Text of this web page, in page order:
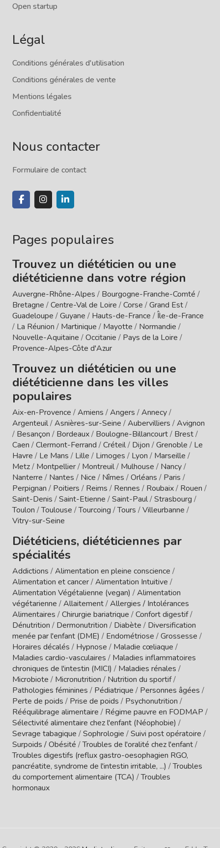
Open startup
Légal
Conditions générales d'utilisation
Conditions générales de vente
Mentions légales
Confidentialité
Nous contacter
Formulaire de contact
Pages populaires
Trouvez un diététicien ou une
diététicienne dans votre région
Auvergne-Rhône-Alpes / Bourgogne-Franche-Comté /
Bretagne /Centre-Val de Loire /Corse /Grand Est/
Guadeloupe /Guyane / Hauts-de-France /Île-de-France
/ La Réunion / Martinique / Mayotte / Normandie /
Nouvelle-Aquitaine /Occitanie / Pays de la Loire /
Provence-Alpes-Côte d'Azur
Trouvez un diététicien ou une
diététicienne dans les villes
populaires
Aix-en-Provence /Amiens /Angers /Annecy/
Argenteuil/Asnières-sur-Seine /Aubervilliers /Avignon
/ Besançon / Bordeaux/ Boulogne-Billancourt/ Brest/
Caen /Clermont-Ferrand /Créteil/ Dijon /Grenoble / Le
Havre / Le Mans / Lille / Limoges / Lyon / Marseille /
Metz/ Montpellier/ Montreuil/ Mulhouse / Nancy/
Nanterre / Nantes / Nice / Nîmes /Orléans / Paris /
Perpignan / Poitiers / Reims / Rennes / Roubaix/ Rouen /
Saint-Denis /Saint-Etienne /Saint-Paul/Strasbourg /
Toulon /Toulouse /Tourcoing /Tours /Villeurbanne /
Vitry-sur-Seine
Diététiciens, diététiciennes par
spécialités
Addictions /Alimentation en pleine conscience /
Alimentation et cancer/Alimentation Intuitive /
Alimentation Végétalienne (vegan) /Alimentation
végétarienne /Allaitement/Allergies / Intolérances
Alimentaires /Chirurgie bariatrique /Confort digestif/
Dénutrition / Dermonutrition / Diabète / Diversification
menée par l'enfant (DME) / Endométriose /Grossesse /
Horaires décalés / Hypnose / Maladie cœliaque /
Maladies cardio-vasculaires / Maladies inflammatoires
chroniques de l'intestin (MICI) / Maladies rénales /
Microbiote / Micronutrition / Nutrition du sportif/
Pathologies féminines / Pédiatrique / Personnes âgées /
Perte de poids / Prise de poids / Psychonutrition /
Rééquilibrage alimentaire / Régime pauvre en FODMAP /
Sélectivité alimentaire chez l'enfant (Néophobie) /
Sevrage tabagique /Sophrologie /Suivi post opératoire /
Surpoids / Obésité /Troubles de l'oralité chez l'enfant/
Troubles digestifs (reflux gastro-oesophagien RGO,
pancréatite, syndrome de l'intestin irritable, ...) /Troubles
du comportement alimentaire (TCA) /Troubles
hormonaux